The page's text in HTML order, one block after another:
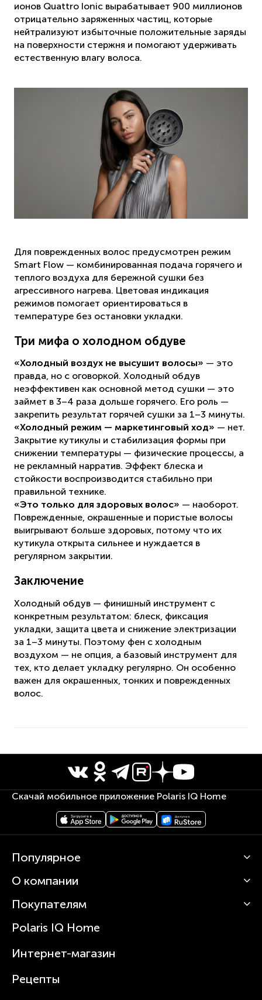
ионов Quattro Ionic вырабатывает 900 миллионов
отрицательно заряженных частиц, которые
нейтрализуют избыточные положительные заряды
на поверхности стержня и помогают удерживать
естественную влагу волоса.
Для поврежденных волос предусмотрен режим
Smart Flow — комбинированная подача горячего и
теплого воздуха для бережной сушки без
агрессивного нагрева. Цветовая индикация
режимов помогает ориентироваться в
температуре без остановки укладки.
Три мифа о холодном обдуве
«Холодный воздух не высушит волосы» — это
правда, но с оговоркой. Холодный обдув
неэффективен как основной метод сушки — это
займет в 3–4 раза дольше горячего. Его роль —
закрепить результат горячей сушки за 1–3 минуты.
«Холодный режим — маркетинговый ход» — нет.
Закрытие кутикулы и стабилизация формы при
снижении температуры — физические процессы, а
не рекламный нарратив. Эффект блеска и
стойкости воспроизводится стабильно при
правильной технике.
«Это только для здоровых волос» — наоборот.
Поврежденные, окрашенные и пористые волосы
выигрывают больше здоровых, потому что их
кутикула открыта сильнее и нуждается в
регулярном закрытии.
Заключение
Холодный обдув — финишный инструмент с
конкретным результатом: блеск, фиксация
укладки, защита цвета и снижение электризации
за 1–3 минуты. Поэтому фен с холодным
воздухом — не опция, а базовый инструмент для
тех, кто делает укладку регулярно. Он особенно
важен для окрашенных, тонких и поврежденных
волос.
Скачай мобильное приложение Polaris IQ Home
Популярное
Кофемашины
Вертикальные пылесосы
Зубные щетки и ирригаторы
Увлажнители
Посуда
О компании
О Polaris
Статьи
Покупателям
Сервисные центры
Где купить
Polaris IQ Home
Интернет-магазин
Рецепты